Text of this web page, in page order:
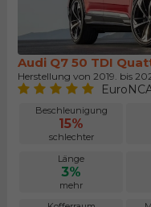
Audi Q7 50 TDI
Herstellung von 2019. bis
Beschleunigung
15%
schlechter
Länge
3%
mehr